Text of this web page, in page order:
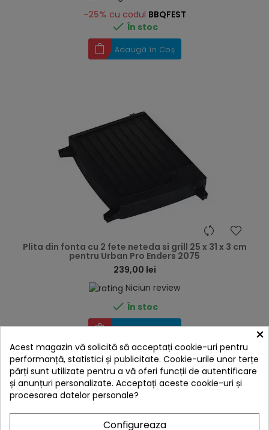
-25% cu codul BBQFEST
 În stoc
Adaugă în Coș
Plita din fonta cu 2 fete neteda si grill 25 x 31 x 3 cm
pentru Urban Pro Enders 2075
239,00 lei
Niciun review
 În stoc
Adaugă în Coș ×
Acest magazin vă solicită să acceptați cookie-uri pentru
performanță, statistici și publicitate. Cookie-urile unor terțe
părți sunt utilizate pentru a vă oferi funcții de autentificare
și anunțuri personalizate. Acceptați aceste cookie-uri și
procesarea datelor personale?
Configureaza